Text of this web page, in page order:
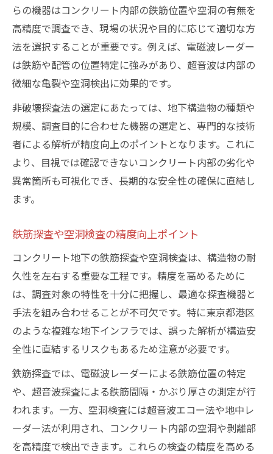
らの機器はコンクリート内部の鉄筋位置や空洞の有無を
高精度で調査でき、現場の状況や目的に応じて適切な方
法を選択することが重要です。例えば、電磁波レーダー
は鉄筋や配管の位置特定に強みがあり、超音波は内部の
微細な亀裂や空洞検出に効果的です。
非破壊探査法の選定にあたっては、地下構造物の種類や
規模、調査目的に合わせた機器の選定と、専門的な技術
者による解析が精度向上のポイントとなります。これに
より、目視では確認できないコンクリート内部の劣化や
異常箇所も可視化でき、長期的な安全性の確保に直結し
ます。
鉄筋探査や空洞検査の精度向上ポイント
コンクリート地下の鉄筋探査や空洞検査は、構造物の耐
久性を左右する重要な工程です。精度を高めるために
は、調査対象の特性を十分に把握し、最適な探査機器と
手法を組み合わせることが不可欠です。特に東京都港区
のような複雑な地下インフラでは、誤った解析が構造安
全性に直結するリスクもあるため注意が必要です。
鉄筋探査では、電磁波レーダーによる鉄筋位置の特定
や、超音波探査による鉄筋間隔・かぶり厚さの測定が行
われます。一方、空洞検査には超音波エコー法や地中レ
ーダー法が利用され、コンクリート内部の空洞や剥離部
を高精度で検出できます。これらの検査の精度を高める